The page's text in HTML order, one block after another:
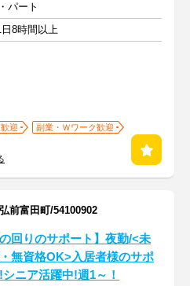
パート
8時間以上
迎
副業・Ｗワーク歓迎
前富田町/54100902
の回りのサポート】夜勤/<未
無資格OK>入居者様のサポ
シニア活躍中!週1～！